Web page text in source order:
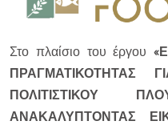
Στο πλαίσιο του έργου
ΠΟΛΙΤΙΣΤΙΚΟΥ
ΑΝΑΚΑΛΥΠΤΟΝΤΑΣ